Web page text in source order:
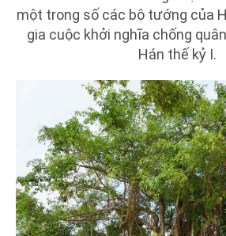
một trong số các bộ tướng của
gia cuộc khởi nghĩa chống
Hán thế kỷ I.